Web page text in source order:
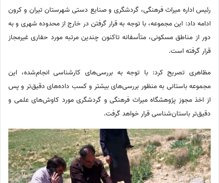
رئیس اداره میراث‌ فرهنگی، گردشگری و صنایع‌ دستی شهرستان تیران و کرون
ادامه داد: این مجموعه، با توجه به‌ قرار گرفتن در خارج از محدوده شهری و به‌
دور از مناطق مسکونی، متأسفانه تاکنون چندین مرتبه مورد حفاری غیرمجاز
قرار گرفته است.
مظاهری تصریح کرد: با توجه به بررسی‌های کارشناسی انجام‌شده، این
مجموعه باستانی به‌ منظور بررسی‌های بیشتر و کسب داده‌های دقیق‌تر و پس
از اخذ مجوز پژوهشگاه میراث‌ فرهنگی و گردشگری مورد کاوش‌های علمی و
دقیق‌تر باستان‌شناسی قرار خواهد گرفت.